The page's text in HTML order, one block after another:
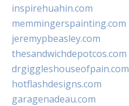
inspirehuahin.com
memmingerspainting.com
jeremypbeasley.com
thesandwichdepotcos.com
drgiggleshouseofpain.com
hotflashdesigns.com
garagenadeau.com